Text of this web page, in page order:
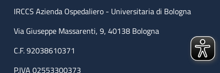
IRCCS Azienda Ospedaliero - Universitaria di Bologna
Via Giuseppe Massarenti, 9, 40138 Bologna
C.F. 92038610371
P.IVA 02553300373